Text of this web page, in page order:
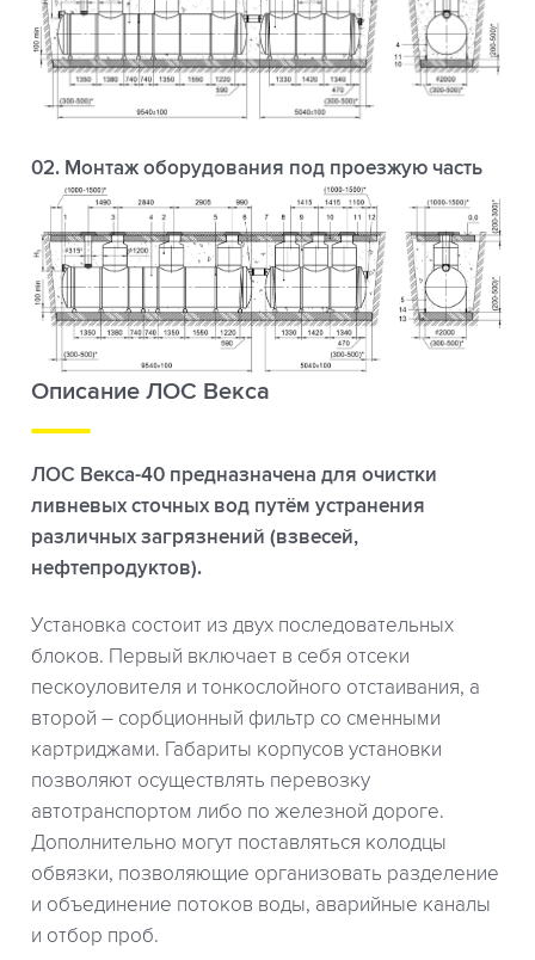
02. Монтаж оборудования под проезжую часть
Описание ЛОС Векса
ЛОС Векса-40 предназначена для очистки
ливневых сточных вод путём устранения
различных загрязнений (взвесей,
нефтепродуктов).
Установка состоит из двух последовательных
блоков. Первый включает в себя отсеки
пескоуловителя и тонкослойного отстаивания, а
второй – сорбционный фильтр со сменными
картриджами. Габариты корпусов установки
позволяют осуществлять перевозку
автотранспортом либо по железной дороге.
Дополнительно могут поставляться колодцы
обвязки, позволяющие организовать разделение
и объединение потоков воды, аварийные каналы
и отбор проб.